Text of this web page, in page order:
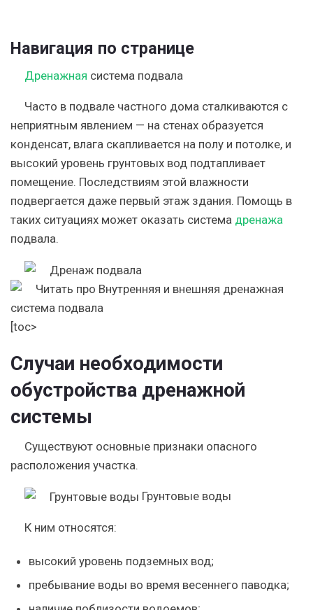
Навигация по странице
Дренажная система подвала
Часто в подвале частного дома сталкиваются с
неприятным явлением — на стенах образуется
конденсат, влага скапливается на полу и потолке, и
высокий уровень грунтовых вод подтапливает
помещение. Последствиям этой влажности
подвергается даже первый этаж здания. Помощь в
таких ситуациях может оказать система дренажа
подвала.
[toc>
Случаи необходимости
обустройства дренажной
системы
Существуют основные признаки опасного
расположения участка.
Грунтовые воды
К ним относятся:
высокий уровень подземных вод;
пребывание воды во время весеннего паводка;